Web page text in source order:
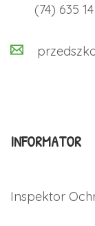
(74) 635
INFORMATOR
Inspektor